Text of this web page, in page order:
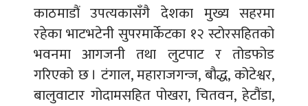
काठमाडौं उपत्यकासँगै देशका मुख्य सहरमा
रहेका भाटभटेनी सुपरमार्केटका १२ स्टोरसहितको
भवनमा आगजनी तथा लुटपाट र तोडफोड
गरिएको छ । टंगाल, महाराजगन्ज, बौद्ध, कोटेश्वर,
बालुवाटार गोदामसहित पोखरा, चितवन, हेटौंडा,